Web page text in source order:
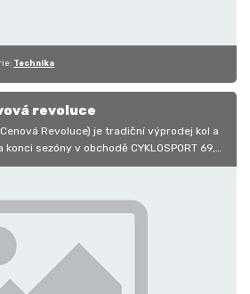
Technika
revoluce
Revoluce) je tradiční výprodej kol a
sezóny v obchodě CYKLOSPORT 69,…